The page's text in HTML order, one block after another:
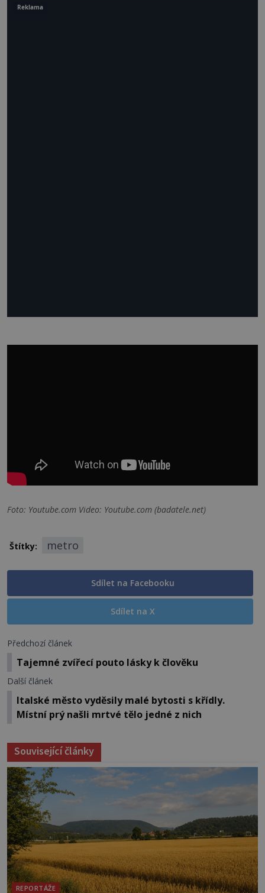
Foto: Youtube.com Video: Youtube.com (badatele.net)
Štítky: metro
Sdílet na Facebooku
Sdílet na X
Předchozí článek
Tajemné zvířecí pouto lásky k člověku
Další článek
Italské město vyděsily malé bytosti s křídly.
Místní prý našli mrtvé tělo jedné z nich
Související články
REPORTÁŽE
Reklama